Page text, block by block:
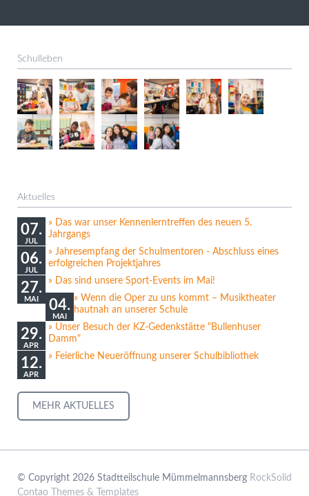
Schulleben
Aktuelles
07.
JUL
Das war unser Kennenlerntreffen des neuen 5.
Jahrgangs
06.
JUL
Jahresempfang der Schulmentoren - Abschluss eines
erfolgreichen Projektjahres
27.
MAI
Das sind unsere Sport-Events im Mai!
04.
MAI
Wenn die Oper zu uns kommt – Musiktheater
hautnah an unserer Schule
29.
APR
Unser Besuch der KZ-Gedenkstätte "Bullenhuser
Damm"
12.
APR
Feierliche Neueröffnung unserer Schulbibliothek
MEHR AKTUELLES
© Copyright 2026 Stadtteilschule Mümmelmannsberg RockSolid
Contao Themes & Templates